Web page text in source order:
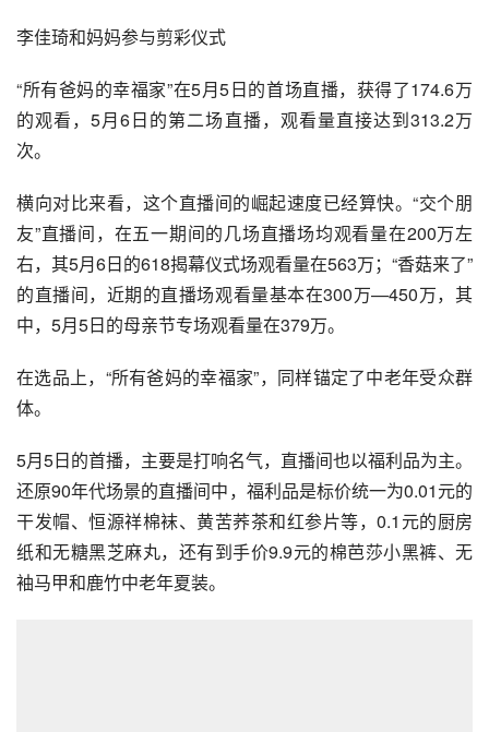
李佳琦和妈妈参与剪彩仪式
“所有爸妈的幸福家”在5月5日的首场直播，获得了174.6万
的观看，5月6日的第二场直播，观看量直接达到313.2万
次。
横向对比来看，这个直播间的崛起速度已经算快。“交个朋
友”直播间，在五一期间的几场直播场均观看量在200万左
右，其5月6日的618揭幕仪式场观看量在563万；“香菇来了”
的直播间，近期的直播场观看量基本在300万—450万，其
中，5月5日的母亲节专场观看量在379万。
在选品上，“所有爸妈的幸福家”，同样锚定了中老年受众群
体。
5月5日的首播，主要是打响名气，直播间也以福利品为主。
还原90年代场景的直播间中，福利品是标价统一为0.01元的
干发帽、恒源祥棉袜、黄苦荞茶和红参片等，0.1元的厨房
纸和无糖黑芝麻丸，还有到手价9.9元的棉芭莎小黑裤、无
袖马甲和鹿竹中老年夏装。